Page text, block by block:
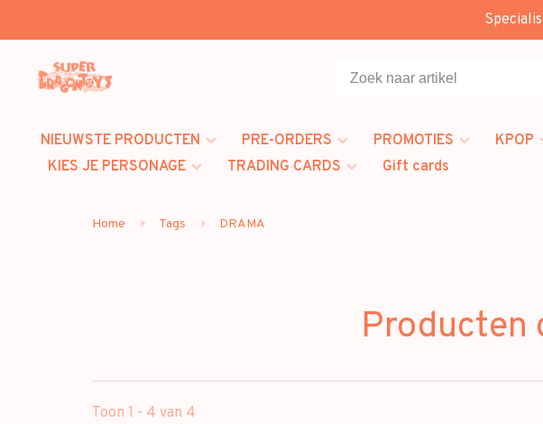
NIEUWSTE PRODUCTEN PRE-ORDERS PROMOTIES KPOP
KIES JE PERSONAGE
TRADING CARDS Gift cards
Home Tags DRAMA
Producten
Toon 1 - 4 van 4